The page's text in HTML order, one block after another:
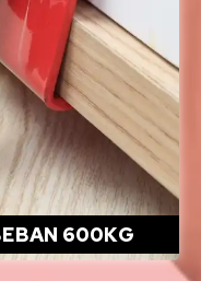
600KG